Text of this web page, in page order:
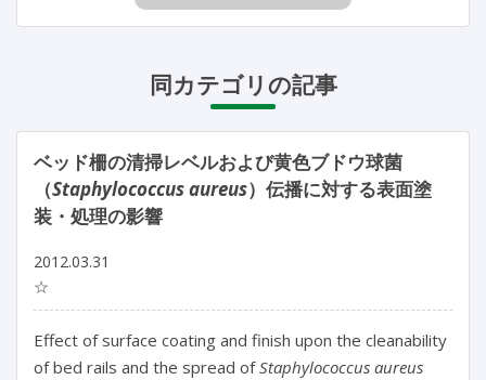
同カテゴリの記事
ベッド柵の清掃レベルおよび黄色ブドウ球菌
（Staphylococcus aureus）伝播に対する表面塗
装・処理の影響
2012.03.31
☆
Effect of surface coating and finish upon the cleanability
of bed rails and the spread ofStaphylococcus aureus